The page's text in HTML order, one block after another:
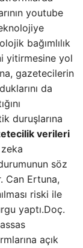
youtube
bağımlılık
yitirmesine yol
gazetecilerin
da
duruşlarına
verileri
söz
Can Ertuna,
riski ile
yaptı.Doç.
açık